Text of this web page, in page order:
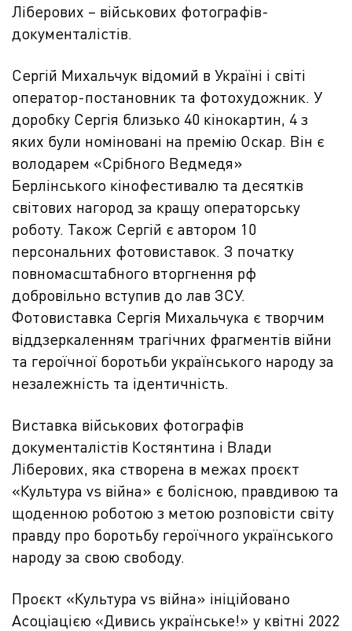
Ліберових – військових фотографів-
документалістів.
Сергій Михальчук відомий в Україні і світі
оператор-постановник та фотохудожник. У
доробку Сергія близько 40 кінокартин, 4 з
яких були номіновані на премію Оскар. Він є
володарем «Срібного Ведмедя»
Берлінського кінофестивалю та десятків
світових нагород за кращу операторську
роботу. Також Сергій є автором 10
персональних фотовиставок. З початку
повномасштабного вторгнення рф
добровільно вступив до лав ЗСУ.
Фотовиставка Сергія Михальчука є творчим
віддзеркаленням трагічних фрагментів війни
та героїчної боротьби українського народу за
незалежність та ідентичність.
Виставка військових фотографів
документалістів Костянтина і Влади
Ліберових, яка створена в межах проєкт
«Культура vs війна» є болісною, правдивою та
щоденною роботою з метою розповісти світу
правду про боротьбу героїчного українського
народу за свою свободу.
Проєкт «Культура vs війна» ініційовано
Асоціацією «Дивись українське!» у квітні 2022